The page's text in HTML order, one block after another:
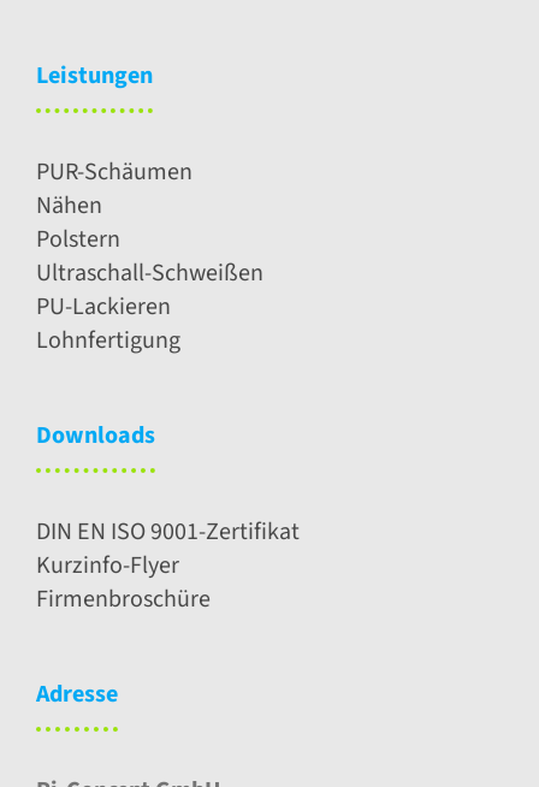
Leistungen
PUR-Schäumen
Nähen
Polstern
Ultraschall-Schweißen
PU-Lackieren
Lohnfertigung
Downloads
DIN EN ISO 9001-Zertifikat
Kurzinfo-Flyer
Firmenbroschüre
Adresse